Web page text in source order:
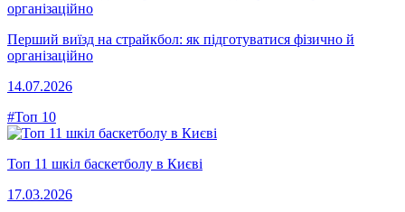
Перший виїзд на страйкбол: як підготуватися фізично й
організаційно
14.07.2026
#Топ 10
Топ 11 шкіл баскетболу в Києві
17.03.2026